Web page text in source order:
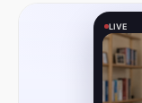
LIVE